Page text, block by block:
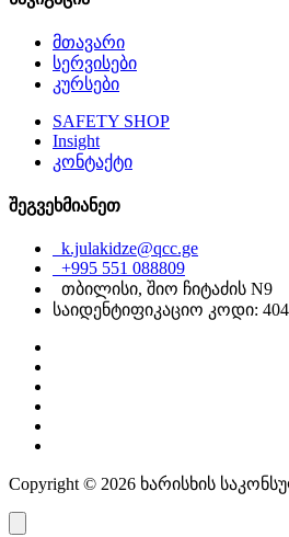
მთავარი
სერვისები
კურსები
SAFETY SHOP
Insight
კონტაქტი
შეგვეხმიანეთ
k.julakidze@qcc.ge
+995 551 088809
თბილისი, შიო ჩიტაძის N9
საიდენტიფიკაციო კოდი:
Copyright © 2026 ხარისხის